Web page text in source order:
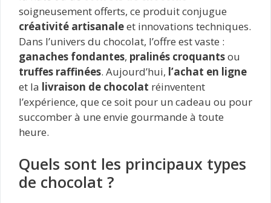
soigneusement offerts, ce produit conjugue
créativité artisanaleet innovations techniques.
Dans l’univers du chocolat, l’offre est vaste :
ganaches fondantes, pralinés croquantsou
truffes raffinées. Aujourd’hui, l’achat en ligne
et la livraison de chocolat réinventent
l’expérience, que ce soit pour un cadeau ou pour
succomber à une envie gourmande à toute
heure.
Quels sont les principaux types
de chocolat ?